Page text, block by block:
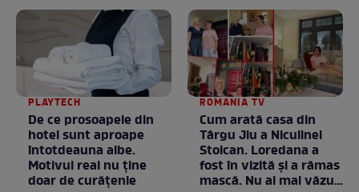
PLAYTECH
De ce prosoapele din
hotel sunt aproape
întotdeauna albe.
Motivul real nu ține
doar de curățenie
ROMANIA TV
Cum arată casa din
Târgu Jiu a Niculinei
Stoican. Loredana a
fost în vizită și a rămas
mască. Nu ai mai văzut